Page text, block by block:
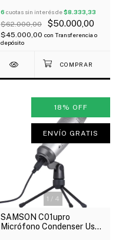
Recargable Estuche
Oferta!
6 cuotas sin interés de$8.333,33
$62.000,00 $50.000,00
$45.000,00 con Transferencia o
depósito
1 / 4
18 % OFF
ENVÍO GRATIS
SAMSON C01upro
Micrófono Condenser Usb